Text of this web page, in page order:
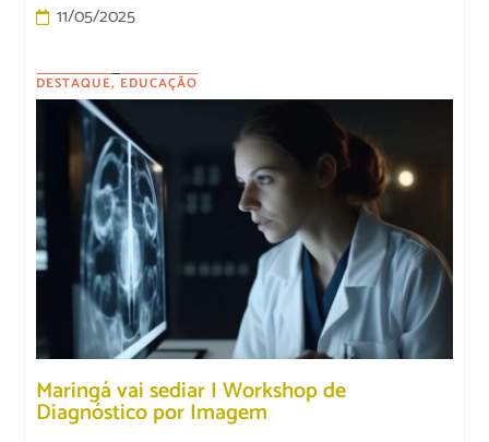
11/05/2025
DESTAQUE, EDUCAÇÃO
Maringá vai sediar I Workshop de
Diagnóstico por Imagem